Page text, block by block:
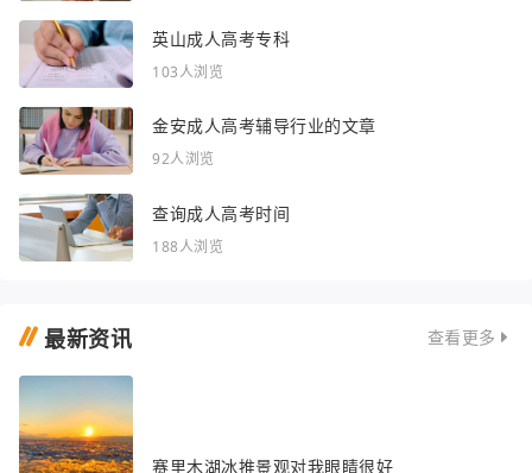
英山成人高考专科
103人浏览
金安成人高考辅导行业的文章
92人浏览
查询成人高考时间
188人浏览
最新资讯 查看更多
赛里木湖冰推景观对我眼睛很好